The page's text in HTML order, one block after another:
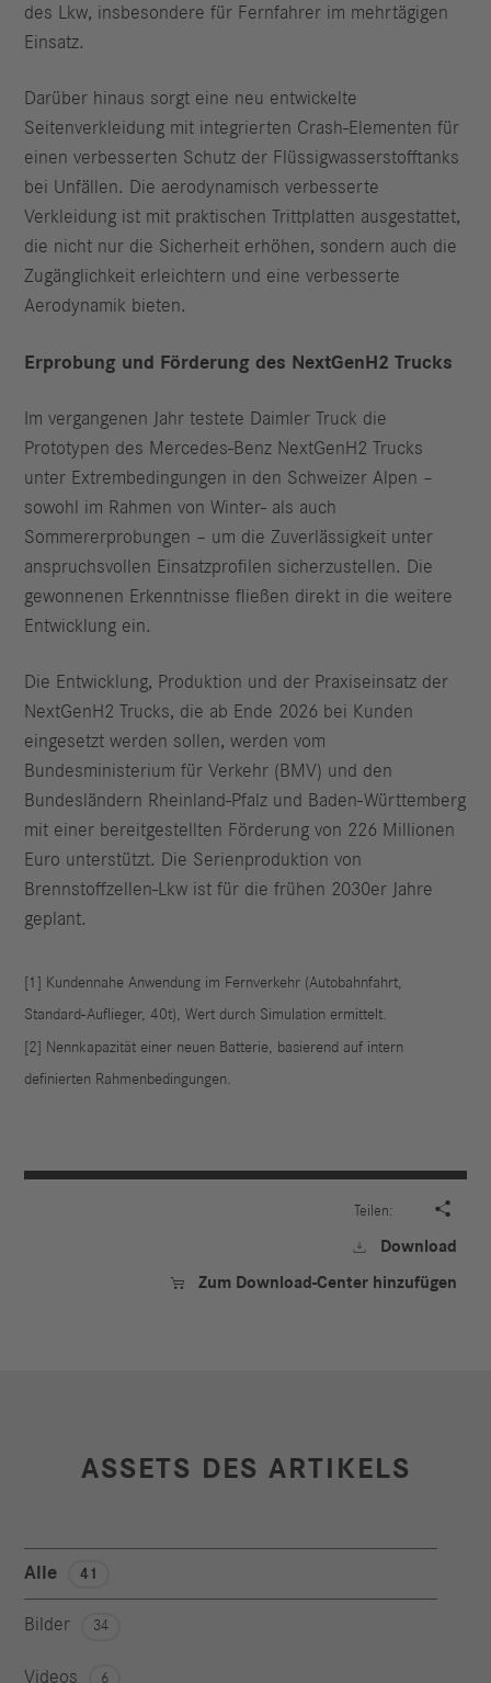
des Lkw, insbesondere für Fernfahrer im mehrtägigen
Einsatz.
Darüber hinaus sorgt eine neu entwickelte
Seitenverkleidung mit integrierten Crash-Elementen für
einen verbesserten Schutz der Flüssigwasserstofftanks
bei Unfällen. Die aerodynamisch verbesserte
Verkleidung ist mit praktischen Trittplatten ausgestattet,
die nicht nur die Sicherheit erhöhen, sondern auch die
Zugänglichkeit erleichtern und eine verbesserte
Aerodynamik bieten.
Erprobung und Förderung des NextGenH2 Trucks
Im vergangenen Jahr testete Daimler Truck die
Prototypen des Mercedes-Benz NextGenH2 Trucks
unter Extrembedingungen in den Schweizer Alpen –
sowohl im Rahmen von Winter- als auch
Sommererprobungen – um die Zuverlässigkeit unter
anspruchsvollen Einsatzprofilen sicherzustellen. Die
gewonnenen Erkenntnisse fließen direkt in die weitere
Entwicklung ein.
Die Entwicklung, Produktion und der Praxiseinsatz der
NextGenH2 Trucks, die ab Ende 2026 bei Kunden
eingesetzt werden sollen, werden vom
Bundesministerium für Verkehr (BMV) und den
Bundesländern Rheinland-Pfalz und Baden-Württemberg
mit einer bereitgestellten Förderung von 226 Millionen
Euro unterstützt. Die Serienproduktion von
Brennstoffzellen-Lkw ist für die frühen 2030er Jahre
geplant.
[1] Kundennahe Anwendung im Fernverkehr (Autobahnfahrt,
Standard-Auflieger, 40t), Wert durch Simulation ermittelt.
[2] Nennkapazität einer neuen Batterie, basierend auf intern
definierten Rahmenbedingungen.
Teilen: 
 Download
 Zum Download-Center hinzufügen
ASSETS DES ARTIKELS
Alle 41
Bilder 34
Videos 6